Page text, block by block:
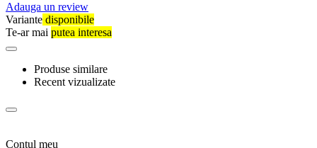
Adauga un review
Variante disponibile
Te-ar mai putea interesa
Produse similare
Recent vizualizate
Contul meu